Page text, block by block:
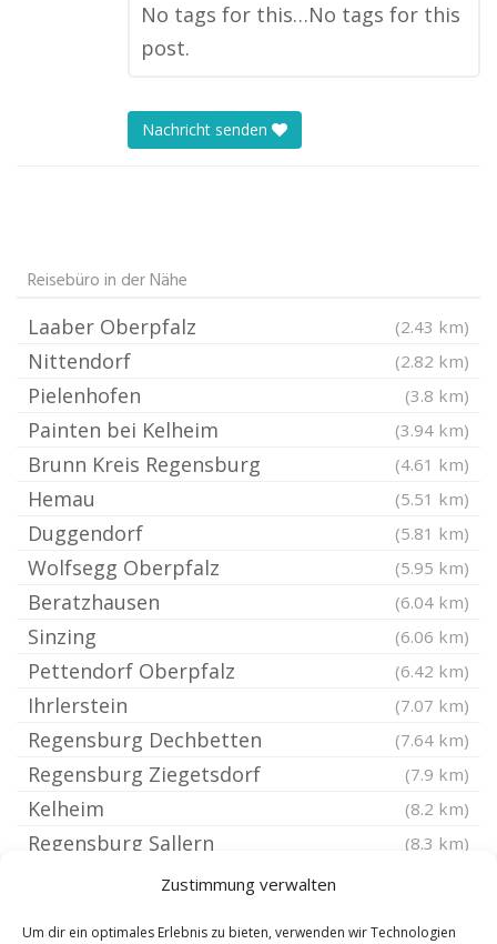
Zustimmung verwalten
Um dir ein optimales Erlebnis zu bieten, verwenden wir Technologien
No tags for this…No tags for this
post.
Nachricht senden
Reisebüro in der Nähe
Laaber Oberpfalz (2.43 km)
Nittendorf (2.82 km)
Pielenhofen (3.8 km)
Painten bei Kelheim (3.94 km)
Brunn Kreis Regensburg (4.61 km)
Hemau (5.51 km)
Duggendorf (5.81 km)
Wolfsegg Oberpfalz (5.95 km)
Beratzhausen (6.04 km)
Sinzing (6.06 km)
Pettendorf Oberpfalz (6.42 km)
Ihrlerstein (7.07 km)
Regensburg Dechbetten (7.64 km)
Regensburg Ziegetsdorf (7.9 km)
Kelheim (8.2 km)
Regensburg Sallern (8.3 km)